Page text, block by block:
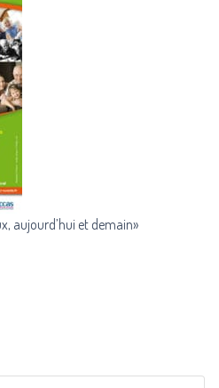
aujourd’hui et demain»